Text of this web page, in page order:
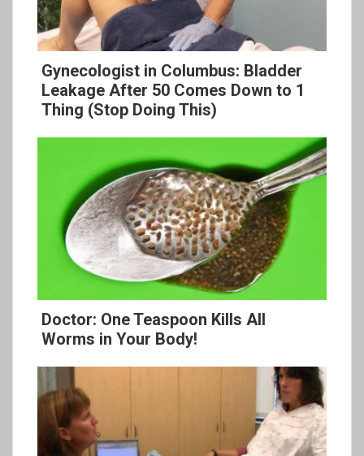
Gynecologist in Columbus: Bladder
Leakage After 50 Comes Down to 1
Thing (Stop Doing This)
Doctor: One Teaspoon Kills All
Worms in Your Body!